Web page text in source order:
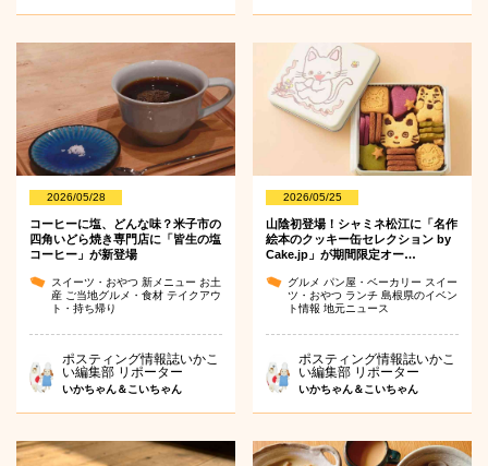
2026/05/28
コーヒーに塩、どんな味？米子市の
四角いどら焼き専門店に「皆生の塩
コーヒー」が新登場
スイーツ・おやつ 新メニュー お土
産 ご当地グルメ・食材 テイクアウ
ト・持ち帰り
ポスティング情報誌いかこ
い編集部 リポーター
いかちゃん＆こいちゃん
2026/05/25
山陰初登場！シャミネ松江に「名作
絵本のクッキー缶セレクション by
Cake.jp」が期間限定オー…
グルメ パン屋・ベーカリー スイー
ツ・おやつ ランチ島根県のイベン
ト情報地元ニュース
ポスティング情報誌いかこ
い編集部 リポーター
いかちゃん＆こいちゃん